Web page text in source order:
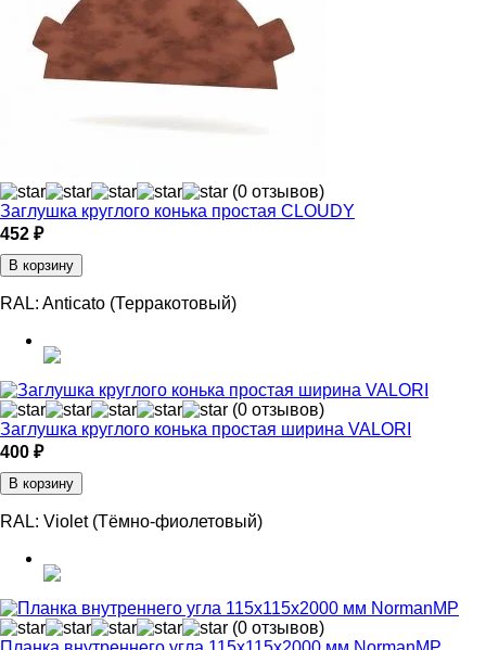
(0 отзывов)
Заглушка круглого конька простая CLOUDY
452 ₽
В корзину
RAL: Anticato (Терракотовый)
(0 отзывов)
Заглушка круглого конька простая ширина VALORI
400 ₽
В корзину
RAL: Violet (Тёмно-фиолетовый)
(0 отзывов)